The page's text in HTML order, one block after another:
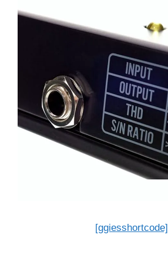
[ggiesshortcode]